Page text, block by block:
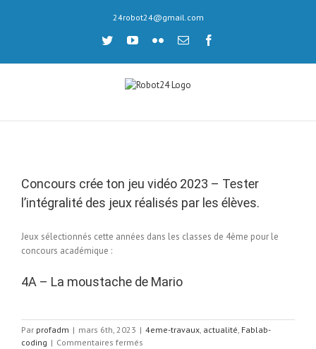
24robot24@gmail.com
twitteryoutubeflickrEmail
Concours crée ton jeu vidéo 2023 – Tester
l’intégralité des jeux réalisés par les élèves.
Jeux sélectionnés cette années dans les classes de 4ème pour le
concours académique :
4A – La moustache de Mario
Par profadm | mars 6th, 2023 | 4eme-travaux, actualité, Fablab-
coding | Commentaires fermés